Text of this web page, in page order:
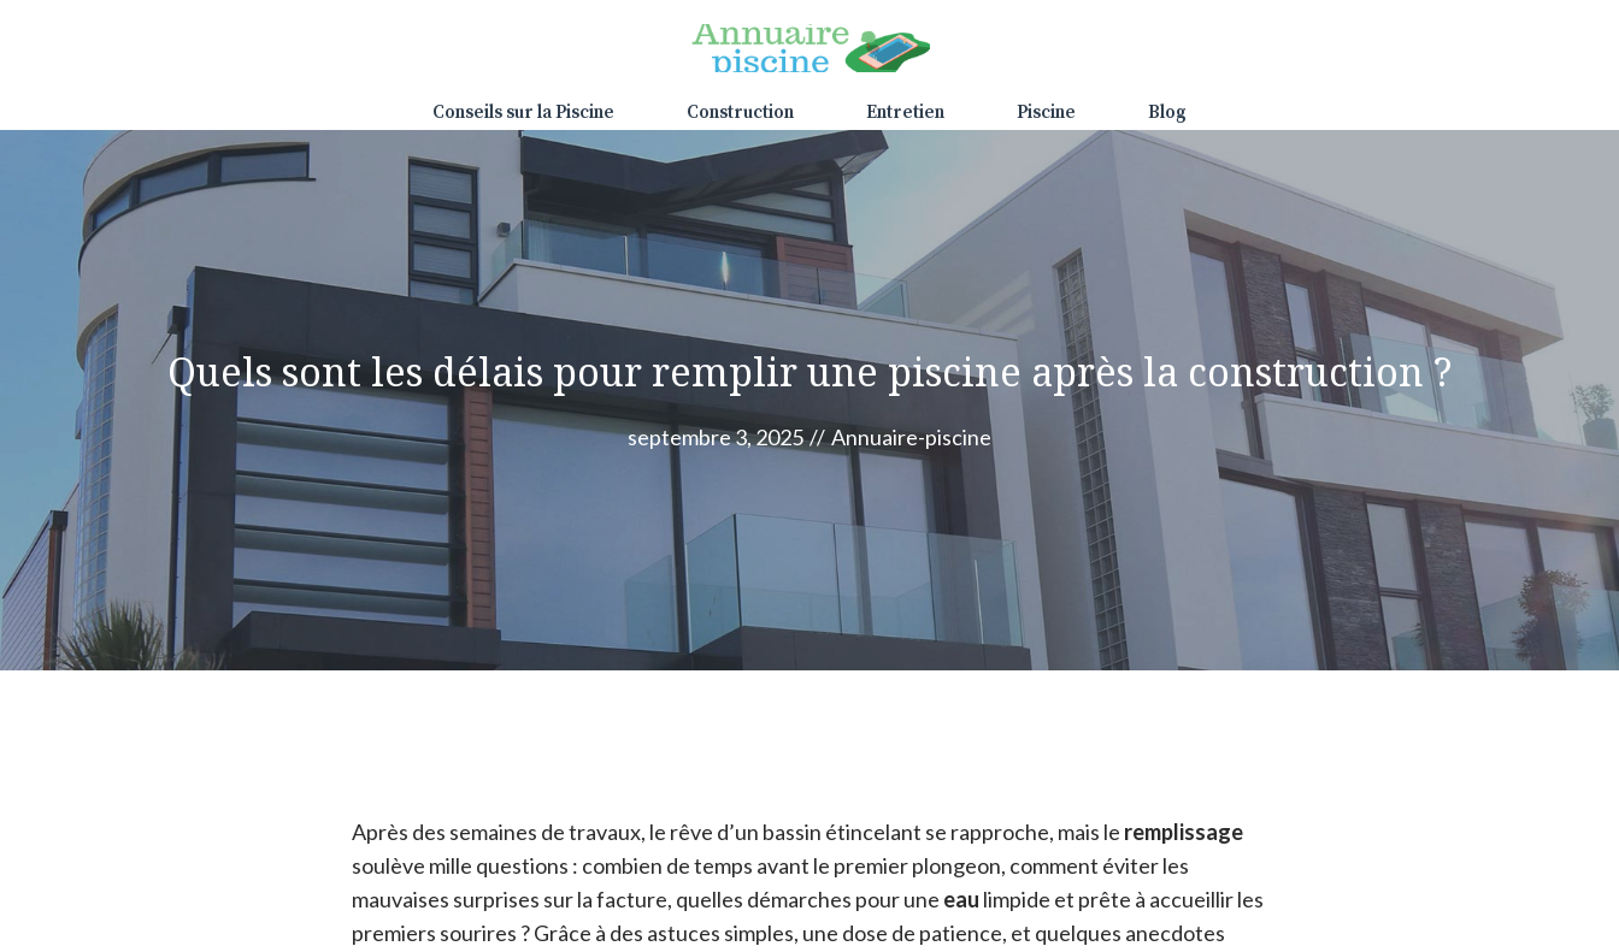
Conseils sur la Piscine Construction Entretien Piscine Blog
Quels sont les délais pour remplir une piscine après la construction ?
septembre 3, 2025 // Annuaire-piscine
Après des semaines de travaux, le rêve d’un bassin étincelant se rapproche, mais le remplissage
soulève mille questions : combien de temps avant le premier plongeon, comment éviter les
mauvaises surprises sur la facture, quelles démarches pour une eau limpide et prête à accueillir les
premiers sourires ? Grâce à des astuces simples, une dose de patience, et quelques anecdotes